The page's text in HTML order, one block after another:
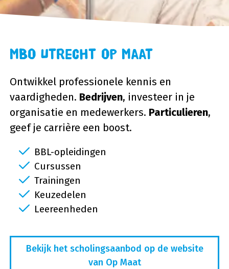
MBO Utrecht Op Maat
Ontwikkel professionele kennis en
vaardigheden. Bedrijven, investeer in je
organisatie en medewerkers. Particulieren,
geef je carrière een boost.
BBL-opleidingen
Cursussen
Trainingen
Keuzedelen
Leereenheden
Bekijk het scholingsaanbod op de website
van Op Maat